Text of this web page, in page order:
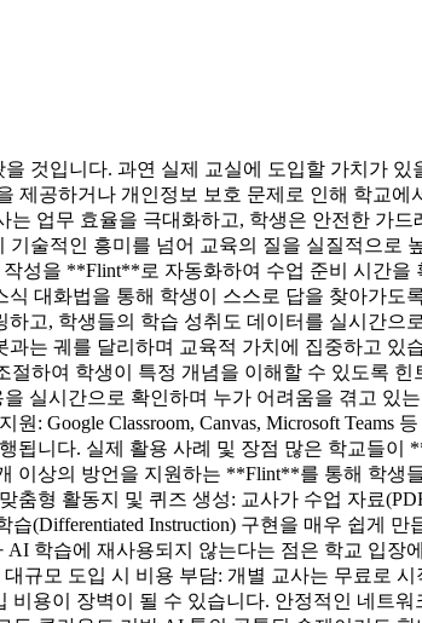
것입니다. 과연 실제 교실에 도입할 가치가
제공하거나 개인정보 보호 문제로 인해 학교
업무 효율을 극대화하고, 학생은 안전한 가
술적인 흥미를 넘어 교육의 질을 실질적으로
성을 **Flint**로 자동화하여 수업 준비 시간
대화법을 통해 학생이 스스로 답을 찾아가
고, 학생들의 학습 성취도 데이터를 실시간
는 궤를 달리하며 교육적 가치에 집중하고
하여 학생이 특정 개념을 이해할 수 있도록
실시간으로 확인하며 누가 어려움을 겪고 있
: Google Classroom, Canvas, Microsoft
됩니다. 실제 활용 사례 및 장점 많은 학교들
이상의 방언을 지원하는 **Flint**를 통해 학
춤형 활동지 및 퀴즈 생성: 교사가 수업 자료
(Differentiated Instruction) 구현을 매우 쉽게
학습에 재사용되지 않는다는 점은 학교 입
규모 도입 시 비용 부담: 개별 교사는 무료로
용이 장벽이 될 수 있습니다. 안정적인 네트